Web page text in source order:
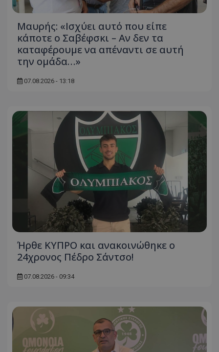
Μαυρής: «Ισχύει αυτό που είπε
κάποτε ο Σαβέφσκι – Αν δεν τα
καταφέρουμε να απέναντι σε αυτή
την ομάδα…»
07.08.2026 - 13:18
Ήρθε ΚΥΠΡΟ και ανακοινώθηκε ο
24χρονος Πέδρο Σάντσο!
07.08.2026 - 09:34